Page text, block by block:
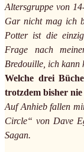
Altersgruppe von
Gar nicht mag ich
Potter ist die
Frage nach
Bredouille, ich kann
Welche drei
trotzdem bisher nie
Auf Anhieb fallen
Circle“ von Dave
Sagan.